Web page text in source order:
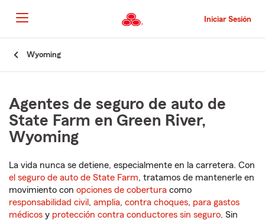
al
contenido
principal
Iniciar Sesión
Wyoming
Agentes de seguro de auto de
State Farm en Green River,
Wyoming
La vida nunca se detiene, especialmente en la carretera. Con
el seguro de auto de State Farm, tratamos de mantenerle en
movimiento con opciones de cobertura como
responsabilidad civil , amplia, contra choques, para gastos
médicos y protección contra conductores sin seguro. Sin